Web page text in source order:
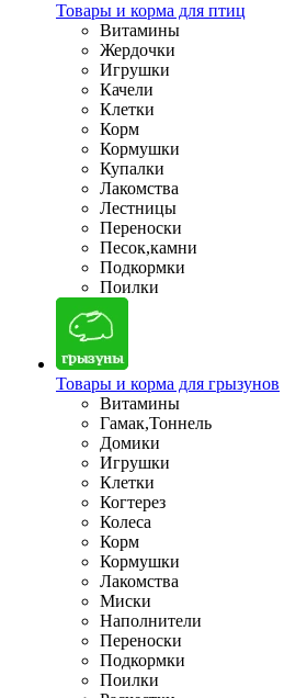
Товары и корма для птиц
Витамины
Жердочки
Игрушки
Качели
Клетки
Корм
Кормушки
Купалки
Лакомства
Лестницы
Переноски
Песок,камни
Подкормки
Поилки
Товары и корма для грызунов
Витамины
Гамак,Тоннель
Домики
Игрушки
Клетки
Когтерез
Колеса
Корм
Кормушки
Лакомства
Миски
Наполнители
Переноски
Подкормки
Поилки